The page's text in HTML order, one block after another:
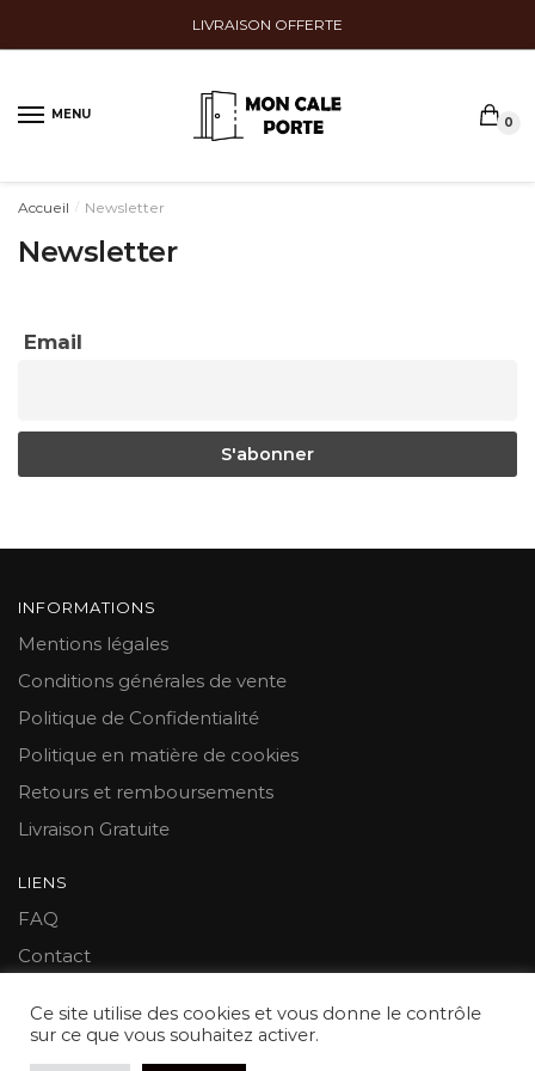
LIVRAISON OFFERTE
MENU
0
Accueil / Newsletter
Newsletter
Email
INFORMATIONS
Mentions légales
Conditions générales de vente
Politique de Confidentialité
Politique en matière de cookies
Retours et remboursements
Livraison Gratuite
LIENS
FAQ
Contact
© 2021 Mon Cale Porte™
Ce site utilise des cookies et vous donne le contrôle
sur ce que vous souhaitez activer.